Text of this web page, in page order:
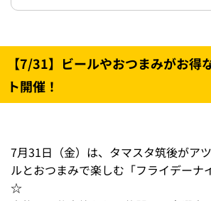
小学生以下のお子様（無料）
※当日の観戦チケットのご提示が必要